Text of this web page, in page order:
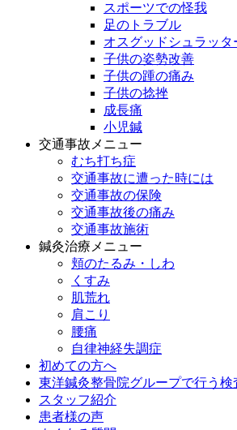
スポーツでの怪我
足のトラブル
オスグッドシュラッタ
子供の姿勢改善
子供の踵の痛み
子供の捻挫
成長痛
小児鍼
交通事故メニュー
むち打ち症
交通事故に遭った時には
交通事故の保険
交通事故後の痛み
交通事故施術
鍼灸治療メニュー
頬のたるみ・しわ
くすみ
肌荒れ
肩こり
腰痛
自律神経失調症
初めての方へ
東洋鍼灸整骨院グループで行う検
スタッフ紹介
患者様の声